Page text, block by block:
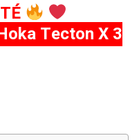
Tecton X 3